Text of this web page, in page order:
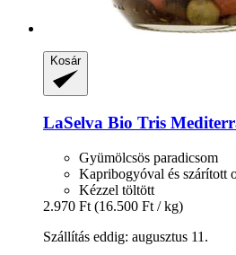
Kosár
LaSelva Bio Tris
Gyümölcsös paradicsom
Kapribogyóval és szárított
Kézzel töltött
2.970 Ft (16.500 Ft / kg)
Szállítás eddig: augusztus 11.